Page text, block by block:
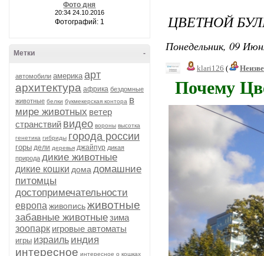
Фото дня
20:34 24.10.2016
Фотографий: 1
-
Метки
автомобили америка арт
архитектура африка бездомные
животные белки букмекерская контора в
мире животных ветер
странствий видео вороны высотка
генетика гибриды города россии
горы дели деревья джайпур дикая
природа дикие животные
дикие кошки дома домашние
питомцы
достопримечательности
европа живописьживотные
забавные животныезима
зоопарк игровые автоматы
игры израиль индия
интересное интересное о кошках
ЦВЕТНОЙ
Понедельник, 09
klari126 (
Почему